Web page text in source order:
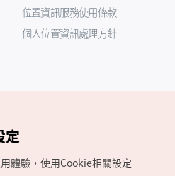
位置資訊服務使用條款
個人位置資訊處理方針
定
體驗，使用Cookie相關設定